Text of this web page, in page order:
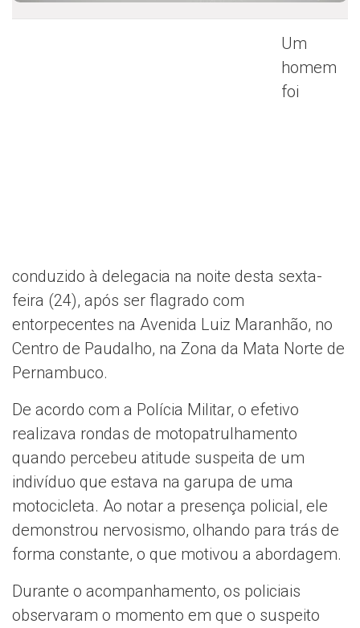
Um
homem
foi
conduzido à delegacia na noite desta sexta-
feira (24), após ser flagrado com
entorpecentes na Avenida Luiz Maranhão, no
Centro de Paudalho, na Zona da Mata Norte de
Pernambuco.
De acordo com a Polícia Militar, o efetivo
realizava rondas de motopatrulhamento
quando percebeu atitude suspeita de um
indivíduo que estava na garupa de uma
motocicleta. Ao notar a presença policial, ele
demonstrou nervosismo, olhando para trás de
forma constante, o que motivou a abordagem.
Durante o acompanhamento, os policiais
observaram o momento em que o suspeito